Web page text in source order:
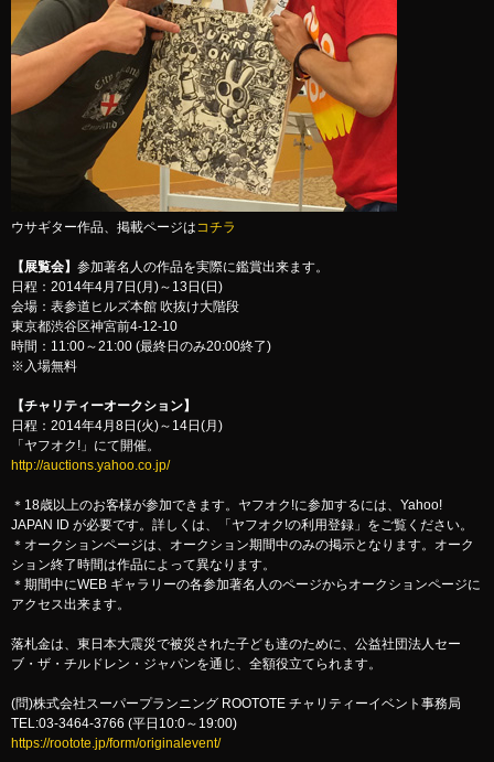
ウサギター作品、掲載ページはコチラ
【展覧会】 参加著名人の作品を実際に鑑賞出来ます。
日程：2014年4月7日(月)～13日(日)
会場：表参道ヒルズ本館 吹抜け大階段
東京都渋谷区神宮前4-12-10
時間：11:00～21:00 (最終日のみ20:00終了)
※入場無料
【チャリティーオークション】
日程：2014年4月8日(火)～14日(月)
「ヤフオク!」にて開催。
http://auctions.yahoo.co.jp/
＊18歳以上のお客様が参加できます。ヤフオク!に参加するには、Yahoo!
JAPAN ID が必要です。詳しくは、「ヤフオク!の利用登録」をご覧ください。
＊オークションページは、オークション期間中のみの掲示となります。オーク
ション終了時間は作品によって異なります。
＊期間中にWEB ギャラリーの各参加著名人のページからオークションページに
アクセス出来ます。
落札金は、東日本大震災で被災された子ども達のために、公益社団法人セー
ブ・ザ・チルドレン・ジャパンを通じ、全額役立てられます。
(問)株式会社スーパープランニング ROOTOTE チャリティーイベント事務局
TEL:03-3464-3766 (平日10:0～19:00)
https://rootote.jp/form/originalevent/